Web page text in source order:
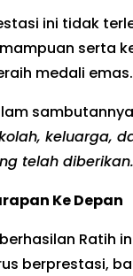
ini tidak
serta
medali emas.
keluarga,
telah
Ke Depan
Ratih
berprestasi,